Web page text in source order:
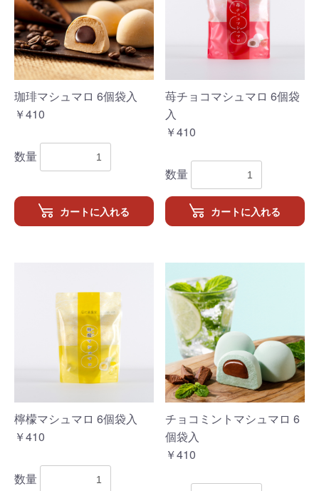
珈琲マシュマロ 6個袋入
￥410
数量
カートに入れる
苺チョコマシュマロ 6個袋
入
￥410
数量
カートに入れる
檸檬マシュマロ 6個袋入
￥410
数量
チョコミントマシュマロ 6
個袋入
￥410